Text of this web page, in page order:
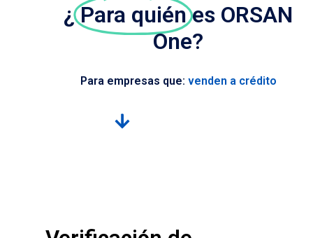
¿ Para quién es ORSAN
One?
Para empresas que: